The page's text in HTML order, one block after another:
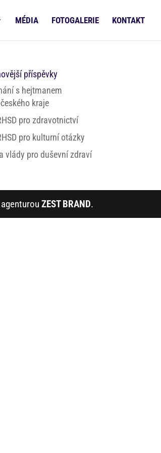
MÉDIA FOTOGALERIE KONTAKT
příspěvky
s hejtmanem
kraje
pro zdravotnictví
pro kulturní otázky
vlády pro duševní zdraví
ZEST BRAND.